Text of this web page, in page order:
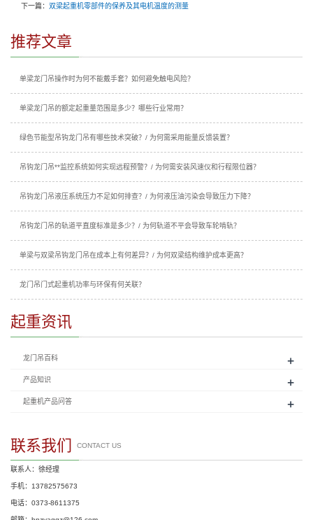
下一篇： 双梁起重机零部件的保养及其电机温度的测量
推荐文章
单梁龙门吊操作时为何不能戴手套？如何避免触电风险？
单梁龙门吊的额定起重量范围是多少？哪些行业常用？
绿色节能型吊钩龙门吊有哪些技术突破？/ 为何需采用能量反馈装置？
吊钩龙门吊**监控系统如何实现远程预警？/ 为何需安装风速仪和行程限位器？
吊钩龙门吊液压系统压力不足如何排查？/ 为何液压油污染会导致压力下降？
吊钩龙门吊的轨道平直度标准是多少？/ 为何轨道不平会导致车轮啃轨？
单梁与双梁吊钩龙门吊在成本上有何差异？/ 为何双梁结构维护成本更高？
龙门吊门式起重机功率与环保有何关联？
起重资讯
龙门吊百科 +
产品知识 +
起重机产品问答 +
联系我们 CONTACT US
联系人：徐经理
手机：13782575673
电话：0373-8611375